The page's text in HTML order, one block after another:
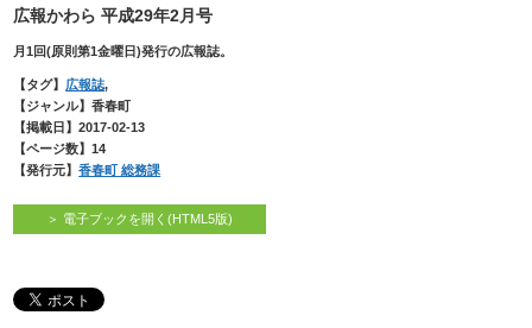
広報かわら 平成29年2月号
月1回(原則第1金曜日)発行の広報誌。
【タグ】 広報誌,
【ジャンル】香春町
【掲載日】2017-02-13
【ページ数】14
【発行元】香春町 総務課
＞ 電子ブックを開く(HTML5版)